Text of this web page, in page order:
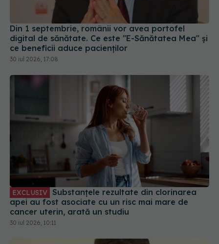
Din 1 septembrie, românii vor avea portofel
digital de sănătate. Ce este "E-Sănătatea Mea" și
ce beneficii aduce pacienților
30 iul 2026, 17:08
EXCLUSIV
apei au fost asociate cu un risc mai mare de
cancer uterin, arată un studiu
30 iul 2026, 10:11